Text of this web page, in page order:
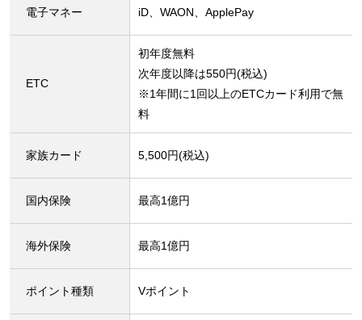
電子マネー iD、WAON、ApplePay
ETC
初年度無料
次年度以降は550円(税込)
※1年間に1回以上のETCカード利用で無
料
家族カード 5,500円(税込)
国内保険 最高1億円
海外保険 最高1億円
ポイント種類 Vポイント